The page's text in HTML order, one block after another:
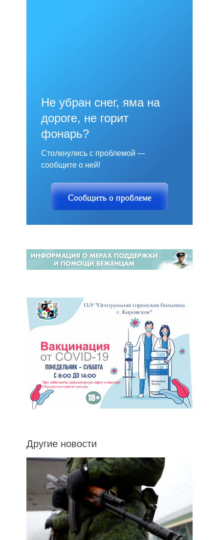
Не убран снег, яма на
дороге, не горит
фонарь?
Столкнулись с проблемой —
сообщите о ней!
Сообщить о проблеме
Другие новости